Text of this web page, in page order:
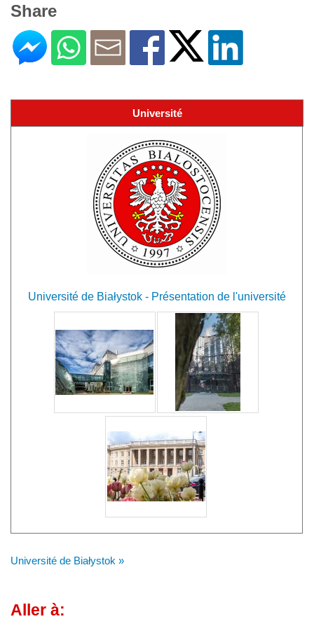
Share
Université
Université de Białystok - Présentation de l'université
Université de Białystok »
Aller à: